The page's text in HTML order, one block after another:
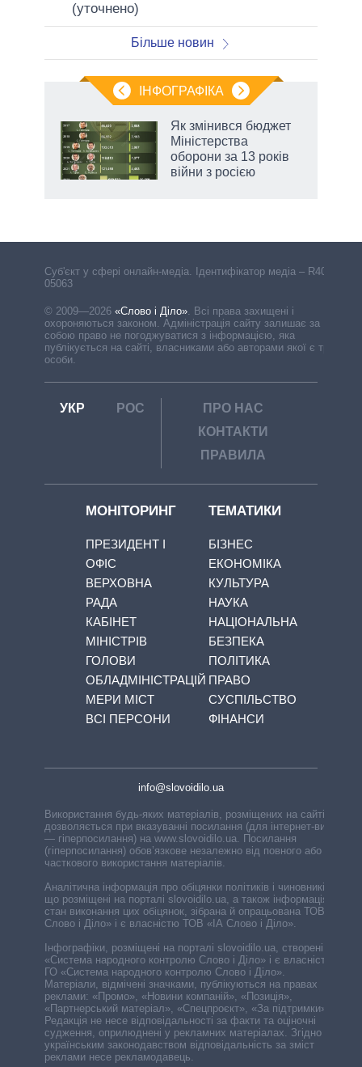
(уточнено)
Більше новин
ІНФОГРАФІКА
Як змінився бюджет
Міністерства
оборони за 13 років
війни з росією
Cуб'єкт у сфері онлайн-медіа. Ідентифікатор медіа – R40-
05063
© 2009—2026 «Слово і Діло». Всі права захищені і
охороняються законом. Адміністрація сайту залишає за
собою право не погоджуватися з інформацією, яка
публікується на сайті, власниками або авторами якої є треті
особи.
УКР РОС
ПРО НАС
КОНТАКТИ
ПРАВИЛА
МОНІТОРИНГ
ПРЕЗИДЕНТ І
ОФІС
ВЕРХОВНА
РАДА
КАБІНЕТ
МІНІСТРІВ
ГОЛОВИ
ОБЛАДМІНІСТРАЦІЙ
МЕРИ МІСТ
ВСІ ПЕРСОНИ
ТЕМАТИКИ
БІЗНЕС
ЕКОНОМІКА
КУЛЬТУРА
НАУКА
НАЦІОНАЛЬНА
БЕЗПЕКА
ПОЛІТИКА
ПРАВО
СУСПІЛЬСТВО
ФІНАНСИ
info@slovoidilo.ua
Використання будь-яких матеріалів, розміщених на сайті,
дозволяється при вказуванні посилання (для інтернет-видань
— гіперпосилання) на www.slovoidilo.ua. Посилання
(гіперпосилання) обов’язкове незалежно від повного або
часткового використання матеріалів.
Аналітична інформація про обіцянки політиків і чиновників,
що розміщені на порталі slovoidilo.ua, а також інформація про
стан виконання цих обіцянок, зібрана й опрацьована ТОВ «ІА
Слово і Діло» і є власністю ТОВ «ІА Слово і Діло».
Інфографіки, розміщені на порталі slovoidilo.ua, створені ГО
«Система народного контролю Слово і Діло» і є власністю
ГО «Система народного контролю Слово і Діло».
Матеріали, відмічені значками, публікуються на правах
реклами: «Промо», «Новини компаній», «Позиція»,
«Партнерський матеріал», «Спецпроєкт», «За підтримки».
Редакція не несе відповідальності за факти та оціночні
судження, оприлюднені у рекламних матеріалах. Згідно з
українським законодавством відповідальність за зміст
реклами несе рекламодавець.